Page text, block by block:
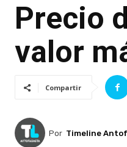
Precio
valor
Compartir
Por Timeline